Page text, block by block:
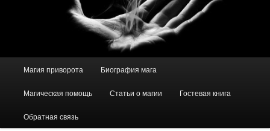
Магия приворота Биография мага
Магическая помощь Статьи о магии Гостевая книга
Обратная связь